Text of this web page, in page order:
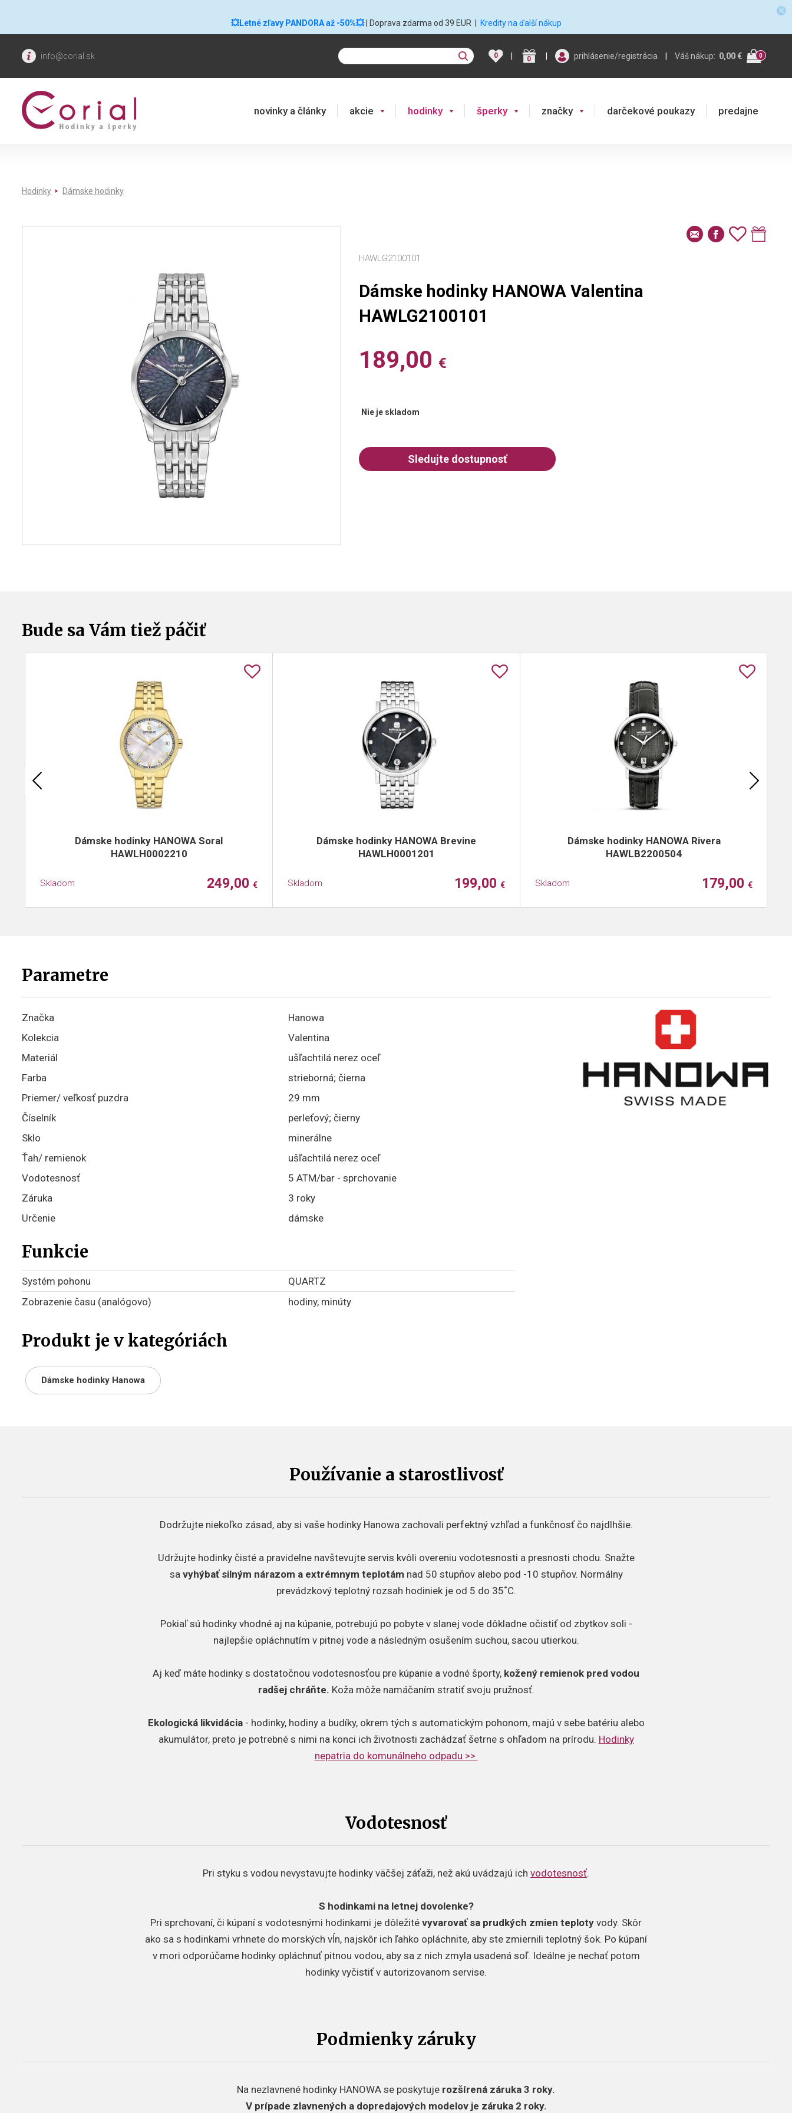
💥Letné zľavy PANDORA až -50%💥 | Doprava zdarma od 39 EUR Kredity na ďalší nákup
info@corial.sk 0 | 0 | prihlásenie/registrácia | Váš nákup: 0,00 € 0
novinky a články akcie hodinky šperky značky darčekové poukazy predajne
Hodinky Dámske hodinky
HAWLG2100101
Dámske hodinky HANOWA Valentina
HAWLG2100101
189,00 €
Nie je skladom
Bude sa Vám tiež páčiť
Dámske hodinky HANOWA Soral
HAWLH0002210
Skladom 249,00 €
Dámske hodinky HANOWA Brevine
HAWLH0001201
Skladom 199,00 €
Dámske hodinky HANOWA Rivera
HAWLB2200504
Skladom 179,00 €
Parametre
Značka
Hanowa
Kolekcia
Valentina
Materiál
ušľachtilá nerez oceľ
Farba
strieborná; čierna
Priemer/ veľkosť puzdra
29 mm
Číselník
perleťový; čierny
Sklo
minerálne
Ťah/ remienok
ušľachtilá nerez oceľ
Vodotesnosť
5 ATM/bar - sprchovanie
Záruka
3 roky
Určenie
dámske
Funkcie
Systém pohonu
QUARTZ
Zobrazenie času (analógovo)
hodiny, minúty
Produkt je v kategóriách
Dámske hodinky Hanowa
Používanie a starostlivosť
Dodržujte niekoľko zásad, aby si vaše hodinky Hanowa zachovali perfektný vzhľad a funkčnosť čo najdlhšie.
Udržujte hodinky čisté a pravidelne navštevujte servis kvôli overeniu vodotesnosti a presnosti chodu. Snažte
sa vyhýbať silným nárazom a extrémnym teplotám nad 50 stupňov alebo pod -10 stupňov. Normálny
prevádzkový teplotný rozsah hodiniek je od 5 do 35˚C.
Pokiaľ sú hodinky vhodné aj na kúpanie, potrebujú po pobyte v slanej vode dôkladne očistiť od zbytkov soli -
najlepšie opláchnutím v pitnej vode a následným osušením suchou, sacou utierkou.
Aj keď máte hodinky s dostatočnou vodotesnosťou pre kúpanie a vodné športy, kožený remienok pred vodou
radšej chráňte. Koža môže namáčaním stratiť svoju pružnosť.
Ekologická likvidácia - hodinky, hodiny a budíky, okrem tých s automatickým pohonom, majú v sebe batériu alebo
akumulátor, preto je potrebné s nimi na konci ich životnosti zachádzať šetrne s ohľadom na prírodu. Hodinky
nepatria do komunálneho odpadu >>
Vodotesnosť
Pri styku s vodou nevystavujte hodinky väčšej záťaži, než akú uvádzajú ich vodotesnosť.
S hodinkami na letnej dovolenke?
Pri sprchovaní, či kúpaní s vodotesnými hodinkami je dôležité vyvarovať sa prudkých zmien teploty vody. Skôr
ako sa s hodinkami vrhnete do morských vĺn, najskôr ich ľahko opláchnite, aby ste zmiernili teplotný šok. Po kúpaní
v mori odporúčame hodinky opláchnuť pitnou vodou, aby sa z nich zmyla usadená soľ. Ideálne je nechať potom
hodinky vyčistiť v autorizovanom servise.
Podmienky záruky
Na nezlavnené hodinky HANOWA se poskytuje rozšírená záruka 3 roky.
V prípade zlavnených a dopredajových modelov je záruka 2 roky.